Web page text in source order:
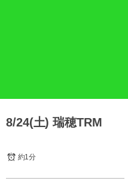
8/24(土) 瑞穂TRM
約1分